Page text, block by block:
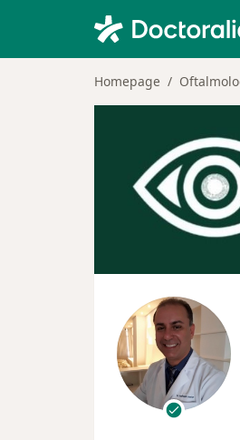
Homepage